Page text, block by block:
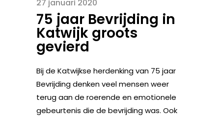
27 januari 2020
75 jaar Bevrijding in
Katwijk groots
gevierd
Bij de Katwijkse herdenking van 75 jaar
Bevrijding denken veel mensen weer
terug aan de roerende en emotionele
gebeurtenis die de bevrijding was. Ook